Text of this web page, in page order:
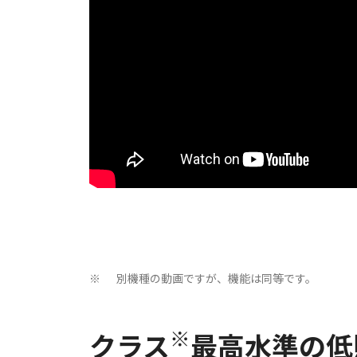
※ 別機種の動画ですが、機能は同等です。
クラス※最高水準の